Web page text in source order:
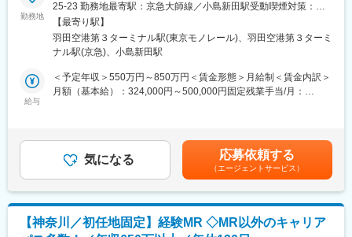
■業務内容
社内で探索、デザインされた多種多様なペプチドを合成し、活性
評価や更なる構造最適化の為に研究部門に供給することで、創薬
開発を促進するグループです。
当社で使用する全てのペプチドの供給を担っており、欠かすこと
のできない重要な機能です。
・ペプチド合成技術の習熟およびノウハウの蓄積
・ペプチドの合成工程の見直しを含む新たな合成法の開発
ロジェクト数が多く、インハウス（自社の案件）とアライアンス
（海外）の案件が両方あるため、共同研究で様々なプロジェクト
勤務地
25-23 勤務地最寄駅：京急大師線／小島新田駅受動喫煙対策：屋
内全面禁煙変更の範囲：会社の定める事業所
【最寄り駅】
羽田空港第３ターミナル駅(東京モノレール)、羽田空港第３ターミ
ナル駅(京急)、小島新田駅
給与
＜予定年収＞550万円～850万円＜賃金形態＞月給制＜賃金内訳＞
月額（基本給）：324,000円～500,000円固定残業手当/月：
現在の年収・希望・経験・能力等を総合的に考慮して決定しま
す。■昇給：年1回■賞与：業績により支給■その他：住宅手当賃金
はあくまでも目安の金額であり、選考を通じて上下する可能性が
あります。月給(月額)は固定手当を含めた表記です。
気になる 応募依頼する
（エージェントサービス）
【神奈川／初任地固定】経験MR ◇MR以外のキャリア